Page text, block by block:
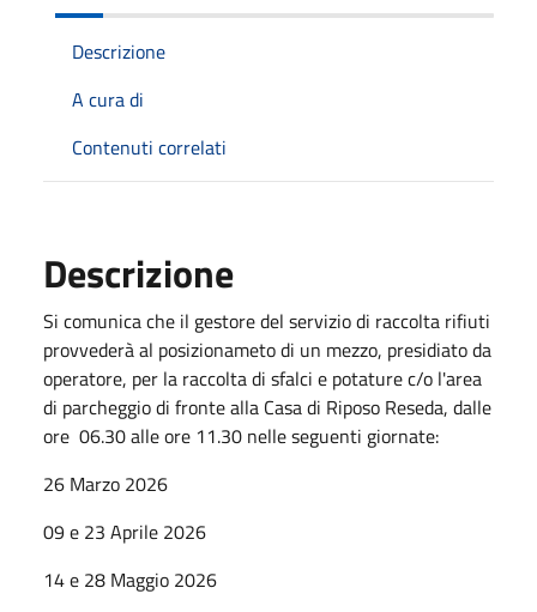
Descrizione
A cura di
Contenuti correlati
Descrizione
Si comunica che il gestore del servizio di raccolta rifiuti
provvederà al posizionameto di un mezzo, presidiato da
operatore, per la raccolta di sfalci e potature c/o l'area
di parcheggio di fronte alla Casa di Riposo Reseda, dalle
ore 06.30 alle ore 11.30 nelle seguenti giornate:
26 Marzo 2026
09 e 23 Aprile 2026
14 e 28 Maggio 2026